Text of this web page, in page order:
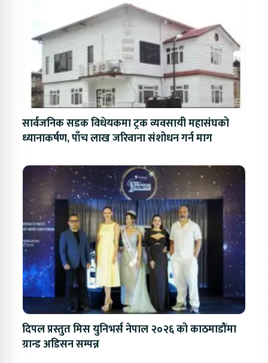
सार्वजनिक सडक विधेयकमा ट्रक व्यवसायी महासंघको
ध्यानाकर्षण, पाँच लाख जरिवाना संशोधन गर्न माग
दिपल प्रस्तुत मिस युनिभर्स नेपाल २०२६ को काठमाडौंमा
ग्रान्ड अडिसन सम्पन्न